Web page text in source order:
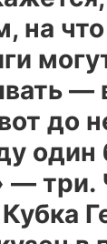
на
—
до
один
— три.